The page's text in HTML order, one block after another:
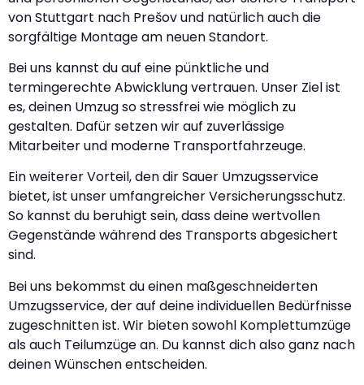
von Stuttgart nach Prešov und natürlich auch die
sorgfältige Montage am neuen Standort.
Bei uns kannst du auf eine pünktliche und
termingerechte Abwicklung vertrauen. Unser Ziel ist
es, deinen Umzug so stressfrei wie möglich zu
gestalten. Dafür setzen wir auf zuverlässige
Mitarbeiter und moderne Transportfahrzeuge.
Ein weiterer Vorteil, den dir Sauer Umzugsservice
bietet, ist unser umfangreicher Versicherungsschutz.
So kannst du beruhigt sein, dass deine wertvollen
Gegenstände während des Transports abgesichert
sind.
Bei uns bekommst du einen maßgeschneiderten
Umzugsservice, der auf deine individuellen Bedürfnisse
zugeschnitten ist. Wir bieten sowohl Komplettumzüge
als auch Teilumzüge an. Du kannst dich also ganz nach
deinen Wünschen entscheiden.